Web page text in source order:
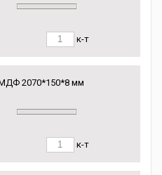
к-т
2070*150*8 мм
к-т